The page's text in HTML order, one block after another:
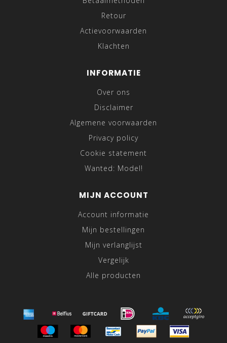
Retour
Actievoorwaarden
Klachten
INFORMATIE
Over ons
Disclaimer
Algemene voorwaarden
Privacy policy
Cookie statement
Wanted: Model!
MIJN ACCOUNT
Account informatie
Mijn bestellingen
Mijn verlanglijst
Vergelijk
Alle producten